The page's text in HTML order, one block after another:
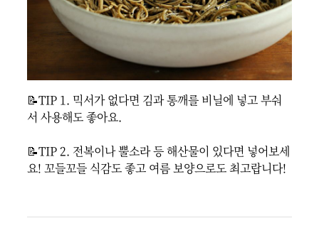
📝TIP 1. 믹서가 없다면 김과 통깨를 비닐에 넣고 부숴
서 사용해도 좋아요.
📝TIP 2. 전복이나 뿔소라 등 해산물이 있다면 넣어보세
요! 꼬들꼬들 식감도 좋고 여름 보양으로도 최고랍니다!